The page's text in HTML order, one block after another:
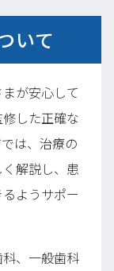
いて
が安心して
した正確な
は、治療の
解説し、患
ようサポー
、一般歯科